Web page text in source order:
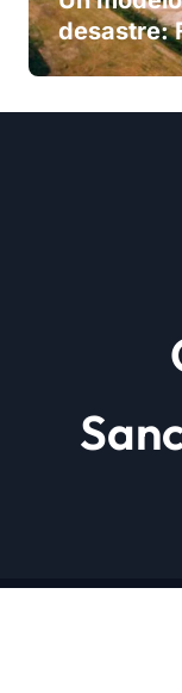
desastre:
cierre